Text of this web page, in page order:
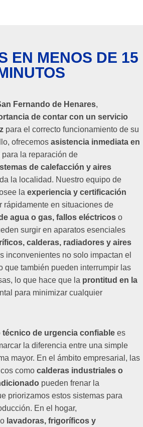
EN MENOS DE 15
Fernando de Henares,
de contar con un servicio
para el correcto funcionamiento de su
ofrecemos asistencia inmediata en
para la reparación de
de calefacción y aires
la localidad. Nuestro equipo de
la experiencia y certificación
rápidamente en situaciones de
agua o gas, fallos eléctricos o
surgir en aparatos esenciales
calderas, radiadores y aires
inconvenientes no solo impactan el
que también pueden interrumpir las
lo que hace que la prontitud en la
para minimizar cualquier
técnico de urgencia confiable es
la diferencia entre una simple
mayor. En el ámbito empresarial, las
como calderas industriales o
pueden frenar la
priorizamos estos sistemas para
En el hogar,
lavadoras, frigoríficos y